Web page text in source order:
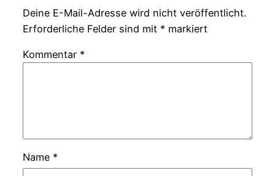
Deine E-Mail-Adresse wird nicht veröffentlicht.
Erforderliche Felder sind mit * markiert
Kommentar *
Name *